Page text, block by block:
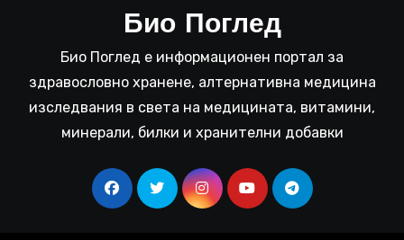
Био Поглед
Био Поглед е информационен портал за
здравословно хранене, алтернативна медицина
изследвания в света на медицината, витамини,
минерали, билки и хранителни добавки